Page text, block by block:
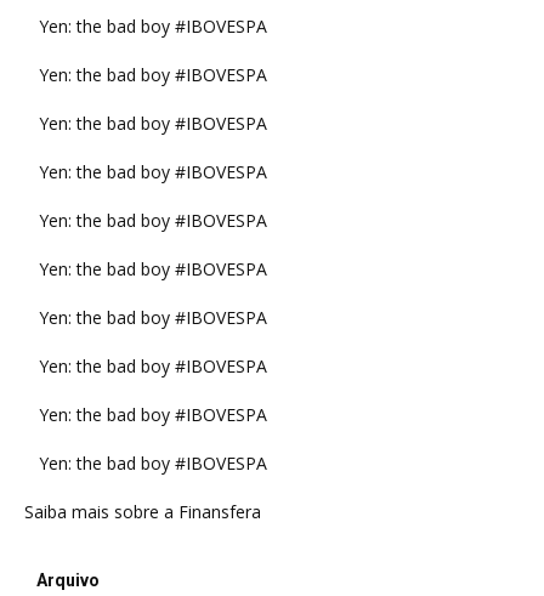
Yen: the bad boy #IBOVESPA
Yen: the bad boy #IBOVESPA
Yen: the bad boy #IBOVESPA
Yen: the bad boy #IBOVESPA
Yen: the bad boy #IBOVESPA
Yen: the bad boy #IBOVESPA
Yen: the bad boy #IBOVESPA
Yen: the bad boy #IBOVESPA
Yen: the bad boy #IBOVESPA
Yen: the bad boy #IBOVESPA
Saiba mais sobre a Finansfera
Arquivo